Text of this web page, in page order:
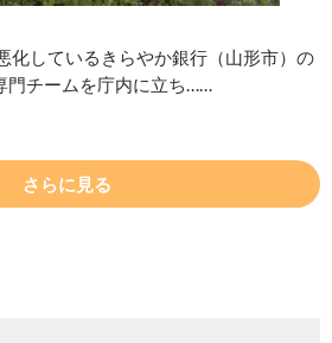
化しているきらやか銀行（山形市）の
門チームを庁内に立ち……
さらに見る